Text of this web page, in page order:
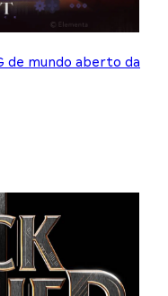
de mundo aberto da